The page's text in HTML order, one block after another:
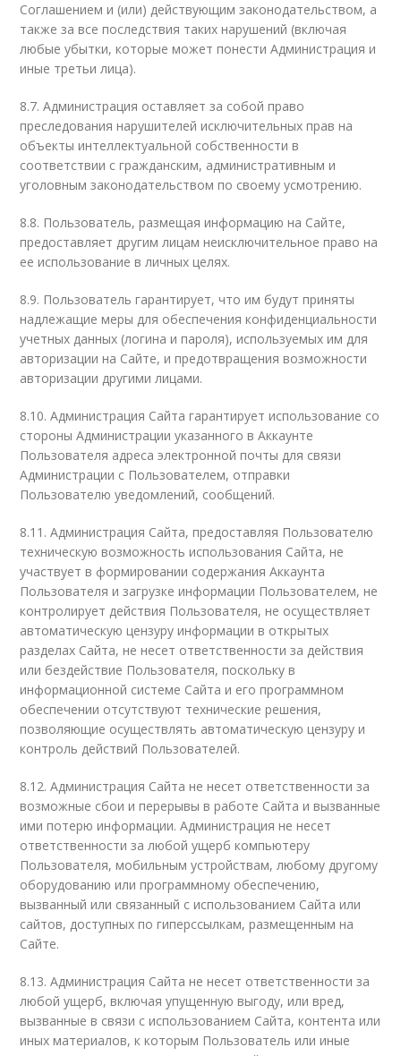
Соглашением и (или) действующим законодательством, а
также за все последствия таких нарушений (включая
любые убытки, которые может понести Администрация и
иные третьи лица).
8.7. Администрация оставляет за собой право
преследования нарушителей исключительных прав на
объекты интеллектуальной собственности в
соответствии с гражданским, административным и
уголовным законодательством по своему усмотрению.
8.8. Пользователь, размещая информацию на Сайте,
предоставляет другим лицам неисключительное право на
ее использование в личных целях.
8.9. Пользователь гарантирует, что им будут приняты
надлежащие меры для обеспечения конфиденциальности
учетных данных (логина и пароля), используемых им для
авторизации на Сайте, и предотвращения возможности
авторизации другими лицами.
8.10. Администрация Сайта гарантирует использование со
стороны Администрации указанного в Аккаунте
Пользователя адреса электронной почты для связи
Администрации с Пользователем, отправки
Пользователю уведомлений, сообщений.
8.11. Администрация Сайта, предоставляя Пользователю
техническую возможность использования Сайта, не
участвует в формировании содержания Аккаунта
Пользователя и загрузке информации Пользователем, не
контролирует действия Пользователя, не осуществляет
автоматическую цензуру информации в открытых
разделах Сайта, не несет ответственности за действия
или бездействие Пользователя, поскольку в
информационной системе Сайта и его программном
обеспечении отсутствуют технические решения,
позволяющие осуществлять автоматическую цензуру и
контроль действий Пользователей.
8.12. Администрация Сайта не несет ответственности за
возможные сбои и перерывы в работе Сайта и вызванные
ими потерю информации. Администрация не несет
ответственности за любой ущерб компьютеру
Пользователя, мобильным устройствам, любому другому
оборудованию или программному обеспечению,
вызванный или связанный с использованием Сайта или
сайтов, доступных по гиперссылкам, размещенным на
Сайте.
8.13. Администрация Сайта не несет ответственности за
любой ущерб, включая упущенную выгоду, или вред,
вызванные в связи с использованием Сайта, контента или
иных материалов, к которым Пользователь или иные